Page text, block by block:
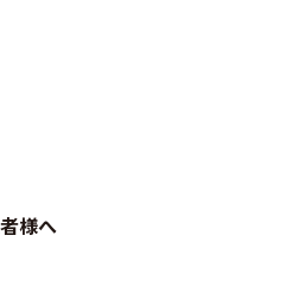
様へ